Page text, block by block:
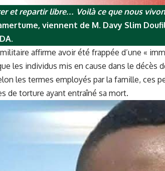
et repartir libre… Voilà ce que nous
viennent de M. Davy Slim
affirme avoir été frappée d’une «
les individus mis en cause dans le décès
les termes employés par la famille, ces
de torture ayant entraîné sa mort.